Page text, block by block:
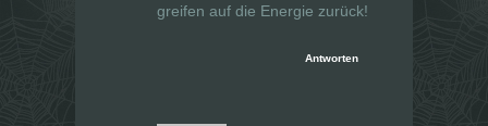
greifen auf die Energie zurück!
Antworten